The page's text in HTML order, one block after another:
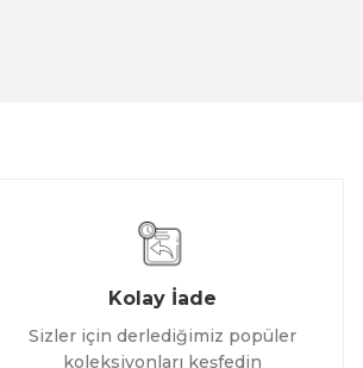
Kolay İade
Sizler için derlediğimiz popüler
koleksiyonları keşfedin